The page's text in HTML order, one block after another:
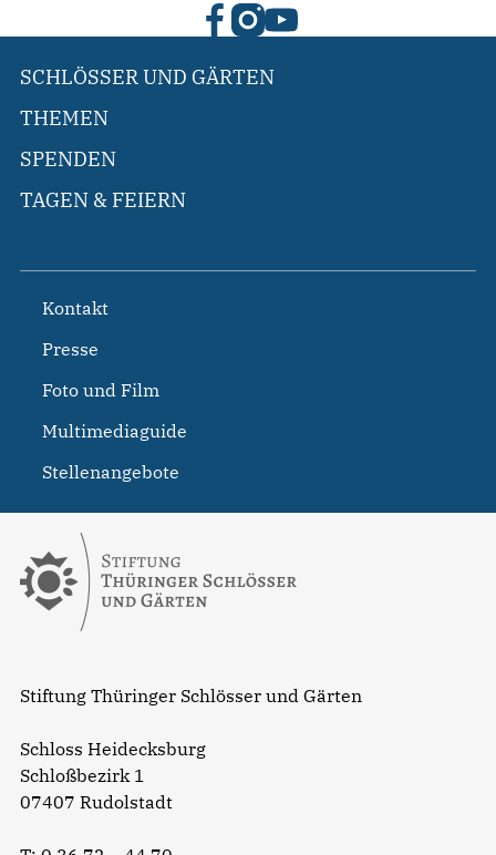
Stiftung Thüringer Schlösser und Gärten
Schloss Heidecksburg
Schloßbezirk 1
07407 Rudolstadt
SCHLÖSSER UND GÄRTEN
THEMEN
SPENDEN
TAGEN & FEIERN
Kontakt
Presse
Foto und Film
Multimediaguide
Stellenangebote